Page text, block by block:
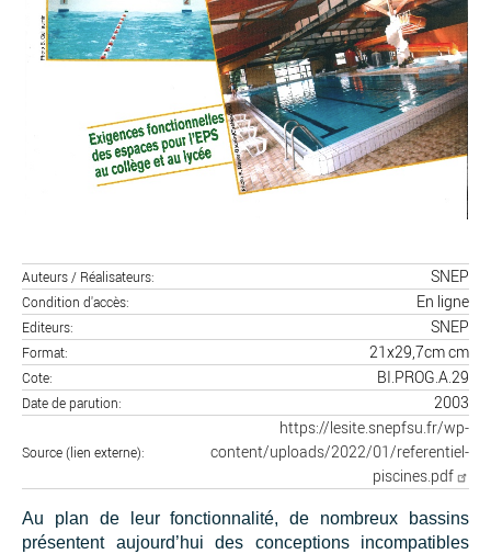
Auteurs / Réalisateurs SNEP
Condition d'accès En ligne
Editeurs SNEP
Format 21x29,7cm cm
Cote BI.PROG.A.29
Date de parution 2003
Source (lien externe)
https://lesite.snepfsu.fr/wp-
content/uploads/2022/01/referentiel-
piscines.pdf
Au plan de leur fonctionnalité, de nombreux bassins
présentent aujourd’hui des conceptions incompatibles